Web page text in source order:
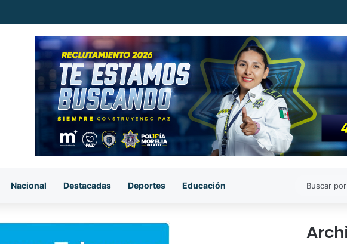
Martínez, primero del país certificado en seguridad de la información
Nacional Destacadas Deportes Educación